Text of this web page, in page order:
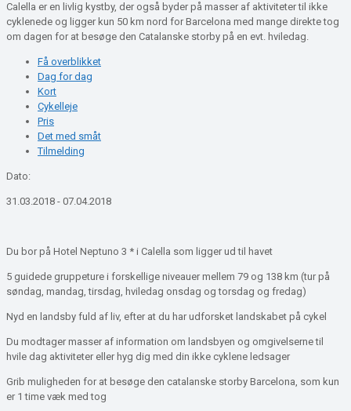
Calella er en livlig kystby, der også byder på masser af aktiviteter til ikke
cyklenede og ligger kun 50 km nord for Barcelona med mange direkte tog
om dagen for at besøge den Catalanske storby på en evt. hviledag.
Få overblikket
Dag for dag
Kort
Cykelleje
Pris
Det med småt
Tilmelding
Dato:
31.03.2018 - 07.04.2018
Du bor på Hotel Neptuno 3 * i Calella som ligger ud til ​​havet
5 guidede gruppeture i forskellige niveauer mellem 79 og 138 km (tur på
søndag, mandag, tirsdag, hviledag onsdag og torsdag og fredag)
Nyd en landsby fuld af liv, efter at du har udforsket landskabet på cykel
Du modtager masser af information om landsbyen og omgivelserne til
hvile dag aktiviteter eller hyg dig med din ikke cyklene ledsager
Grib muligheden for at besøge den catalanske storby Barcelona, ​​som kun
er 1 time væk med tog